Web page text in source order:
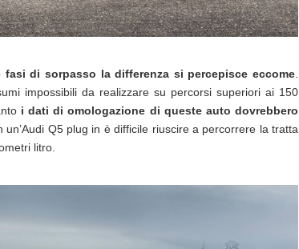
di sorpasso la differenza si percepisce eccome
impossibili da realizzare su percorsi superiori ai 150
i dati di omologazione di queste auto dovrebbero
un’Audi Q5 plug in è difficile riuscire a percorrere la tratta
litro.